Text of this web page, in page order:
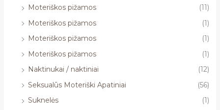
Moteriškos pižamos
(11)
Moteriškos pižamos
(1)
Moteriškos pižamos
(1)
Moteriškos pižamos
(1)
Naktinukai / naktiniai
(12)
Seksualūs Moteriški Apatiniai
(56)
Suknelės
(1)